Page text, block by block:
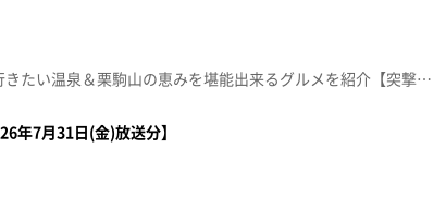
【温泉ハンター！】夏休み家族で行きたい温泉＆栗駒山の恵みを堪能出来るグルメを紹介【突撃！ナマイキカカク】■あいのや石巻のぞみ野店【住所】石巻市のぞみ野二丁目2-1【営業時間】0225-90-3344【電話番号】9:30～20:00【本間ちゃん流方言五七五】これであなたも方言の達人！？知って納得、聞いて爆笑！？今から使える方言の“ツウ”な言い回しを教えちゃいます。【ナマなキッチン】「炊飯器で作る 炒めず炒飯 おまけのアミスープ」※紹介した催事等は終了している場合があります。※紹介した商品等は取り扱いが終了している場合があります。
年7月31日(金)放送分】